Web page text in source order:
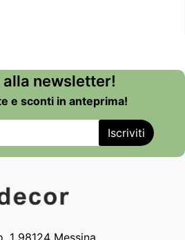
newsletter!
e sconti in anteprima!
1 98124 Messina